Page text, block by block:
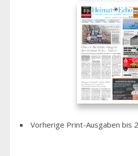
Vorherige Print-Ausgaben bis